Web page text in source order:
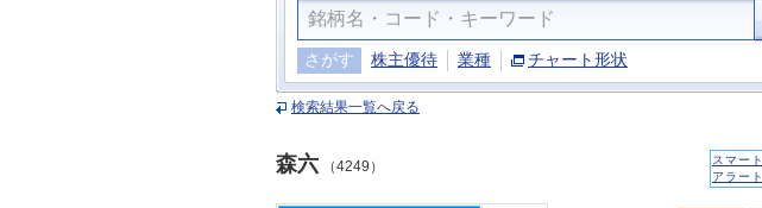
さがす 株主優待 業種 チャート形状
検索結果一覧へ戻る
森六 （4249）
スマート
アラート